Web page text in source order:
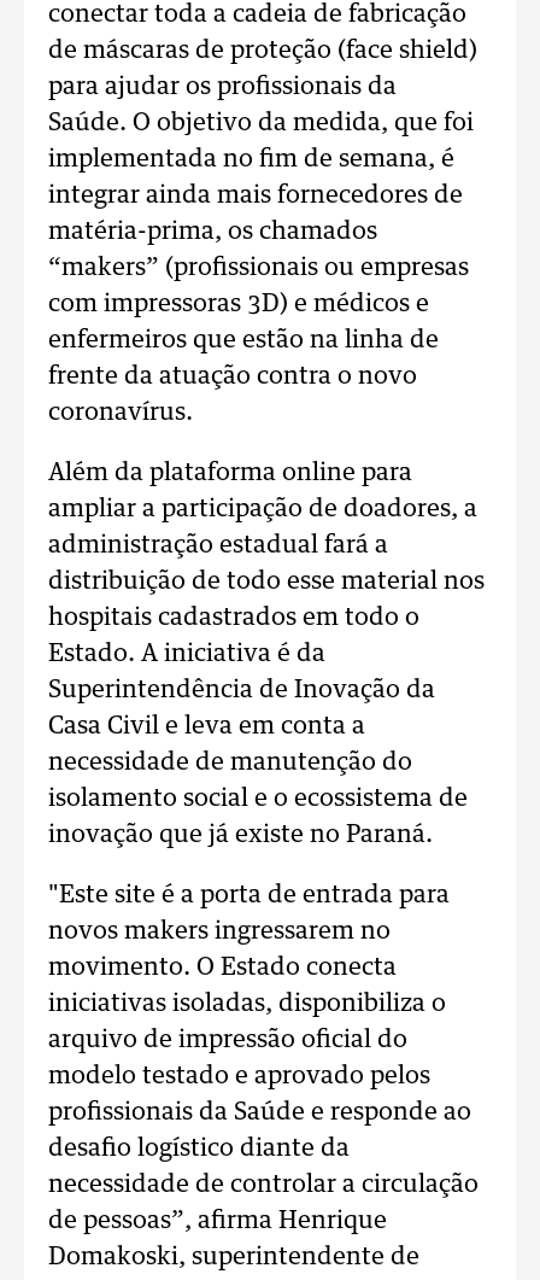
conectar toda a cadeia de fabricação
de máscaras de proteção (face shield)
para ajudar os profissionais da
Saúde. O objetivo da medida, que foi
implementada no fim de semana, é
integrar ainda mais fornecedores de
matéria-prima, os chamados
“makers” (profissionais ou empresas
com impressoras 3D) e médicos e
enfermeiros que estão na linha de
frente da atuação contra o novo
coronavírus.
Além da plataforma online para
ampliar a participação de doadores, a
administração estadual fará a
distribuição de todo esse material nos
hospitais cadastrados em todo o
Estado. A iniciativa é da
Superintendência de Inovação da
Casa Civil e leva em conta a
necessidade de manutenção do
isolamento social e o ecossistema de
inovação que já existe no Paraná.
"Este site é a porta de entrada para
novos makers ingressarem no
movimento. O Estado conecta
iniciativas isoladas, disponibiliza o
arquivo de impressão oficial do
modelo testado e aprovado pelos
profissionais da Saúde e responde ao
desafio logístico diante da
necessidade de controlar a circulação
de pessoas”, afirma Henrique
Domakoski, superintendente de